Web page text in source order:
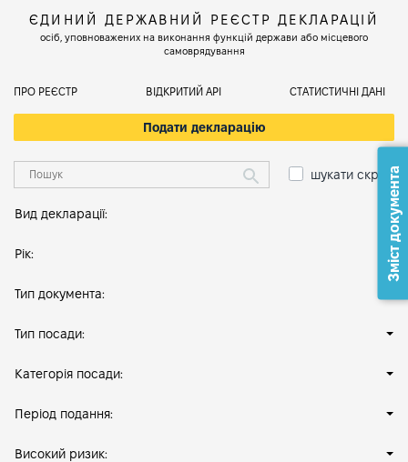
ЄДИНИЙ ДЕРЖАВНИЙ РЕЄСТР ДЕКЛАРАЦІЙ
осіб, уповноважених на виконання функцій держави або місцевого
самоврядування
ПРО РЕЄСТР ВІДКРИТИЙ АРІ СТАТИСТИЧНІ ДАНІ
Подати декларацію
шукати скрізь
Вид декларації:
Рік:
Тип документа:
Тип посади:
Категорія посади:
Період подання:
Високий ризик:
Зміст документа